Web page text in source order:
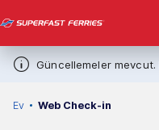
Güncellemeler mevcut.
Ev Web Check-in